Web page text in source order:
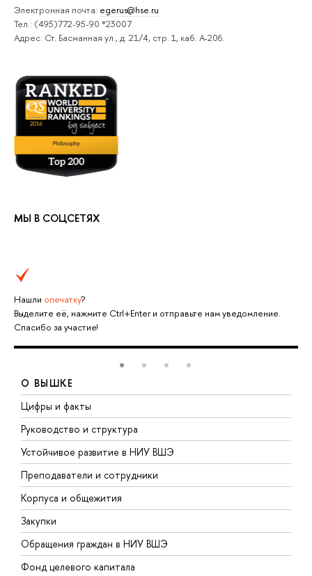
Электронная почта: egerus@hse.ru
Тел.: (495)772-95-90 *23007
Адрес: Ст. Басманная ул., д. 21/4, стр. 1, каб. А-206.
МЫ В СОЦСЕТЯХ
Нашли опечатку?
Выделите её, нажмите Ctrl+Enter и отправьте нам уведомление.
Спасибо за участие!
О ВЫШКЕ
Цифры и факты
Руководство и структура
Устойчивое развитие в НИУ ВШЭ
Преподаватели и сотрудники
Корпуса и общежития
Закупки
Обращения граждан в НИУ ВШЭ
Фонд целевого капитала